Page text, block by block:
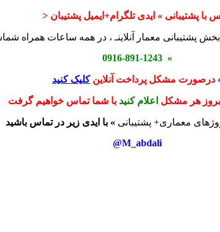
با پشتیبانی » ایدی تلگرام+ایمیل پشتیبان <
پشتیبانی معمار آنلاینـ ، در همه ساعات همراه
» 0916-891-1243
درصورت مشکل پرداخت آنلاینکلیک کنید
هر مشکل اعلام کنید با شما تماس خواهیم گرفت
معماری+ پشتیبانی » با ایدی زیر در تماس باشید
M_abdali@